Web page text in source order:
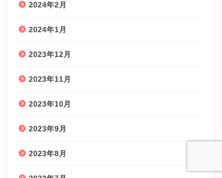
2024年2月
2024年1月
2023年12月
2023年11月
2023年10月
2023年9月
2023年8月